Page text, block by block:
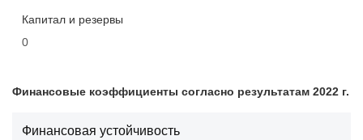
Капитал и резервы
0
Финансовые коэффициенты согласно результатам 2022 г.
Финансовая устойчивость